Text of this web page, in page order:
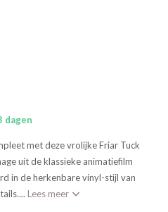
dagen
met deze vrolijke Friar Tuck
uit de klassieke animatiefilm
in de herkenbare vinyl-stijl van
Lees meer